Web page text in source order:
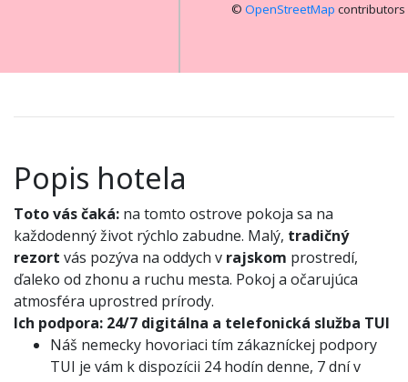
© OpenStreetMap contributors
Popis hotela
Toto vás čaká: na tomto ostrove pokoja sa na
každodenný život rýchlo zabudne. Malý, tradičný
rezort vás pozýva na oddych v rajskom prostredí,
ďaleko od zhonu a ruchu mesta. Pokoj a očarujúca
atmosféra uprostred prírody.
Ich podpora: 24/7 digitálna a telefonická služba TUI
Náš nemecky hovoriaci tím zákazníckej podpory
TUI je vám k dispozícii 24 hodín denne, 7 dní v